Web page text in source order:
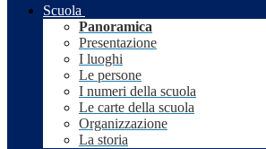
Scuola
Panoramica
Presentazione
I luoghi
Le persone
I numeri della scuola
Le carte della scuola
Organizzazione
La storia